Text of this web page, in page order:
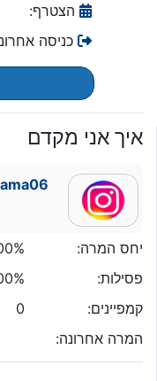
הצטרף:
כניסה
איך אני מקדם
יחס המרה:
פסילות:
קמפיינים:
0
המרה אחרונה: